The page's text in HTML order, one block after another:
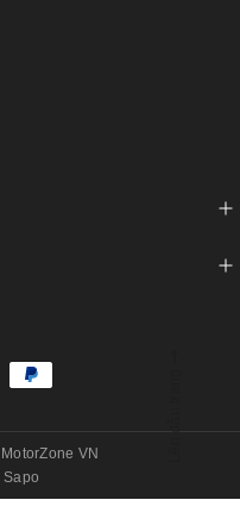
MotorZone VN
Sapo
Lên đầu trang